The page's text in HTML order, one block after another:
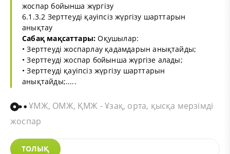
жоспар бойынша жүргізу
6.1.3.2 Зерттеуді қауіпсіз жүргізу шарттарын
анықтау
Сабақ мақсаттары: Оқушылар:
• Зерттеуді жоспарлау қадамдарын анықтайды;
• Зерттеуді жоспар бойынша жүргізе алады;
• Зерттеуді қауіпсіз жүргізу шарттарын
анықтайды;.....
ҰМЖ, ОМЖ, ҚМЖ - Ұзақ, орта, қысқа мерзімді
жоспар
ТОЛЫҚ